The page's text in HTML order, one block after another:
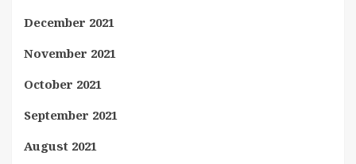
December 2021
November 2021
October 2021
September 2021
August 2021